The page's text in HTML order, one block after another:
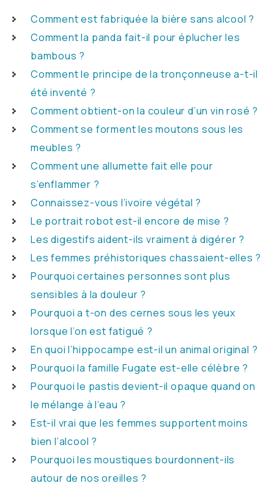
Comment est fabriquée la bière sans alcool ?
Comment la panda fait-il pour éplucher les
bambous ?
Comment le principe de la tronçonneuse a-t-il
été inventé ?
Comment obtient-on la couleur d’un vin rosé ?
Comment se forment les moutons sous les
meubles ?
Comment une allumette fait elle pour
s’enflammer ?
Connaissez-vous l’ivoire végétal ?
Le portrait robot est-il encore de mise ?
Les digestifs aident-ils vraiment à digérer ?
Les femmes préhistoriques chassaient-elles ?
Pourquoi certaines personnes sont plus
sensibles à la douleur ?
Pourquoi a t-on des cernes sous les yeux
lorsque l’on est fatigué ?
En quoi l’hippocampe est-il un animal original ?
Pourquoi la famille Fugate est-elle célèbre ?
Pourquoi le pastis devient-il opaque quand on
le mélange à l’eau ?
Est-il vrai que les femmes supportent moins
bien l’alcool ?
Pourquoi les moustiques bourdonnent-ils
autour de nos oreilles ?